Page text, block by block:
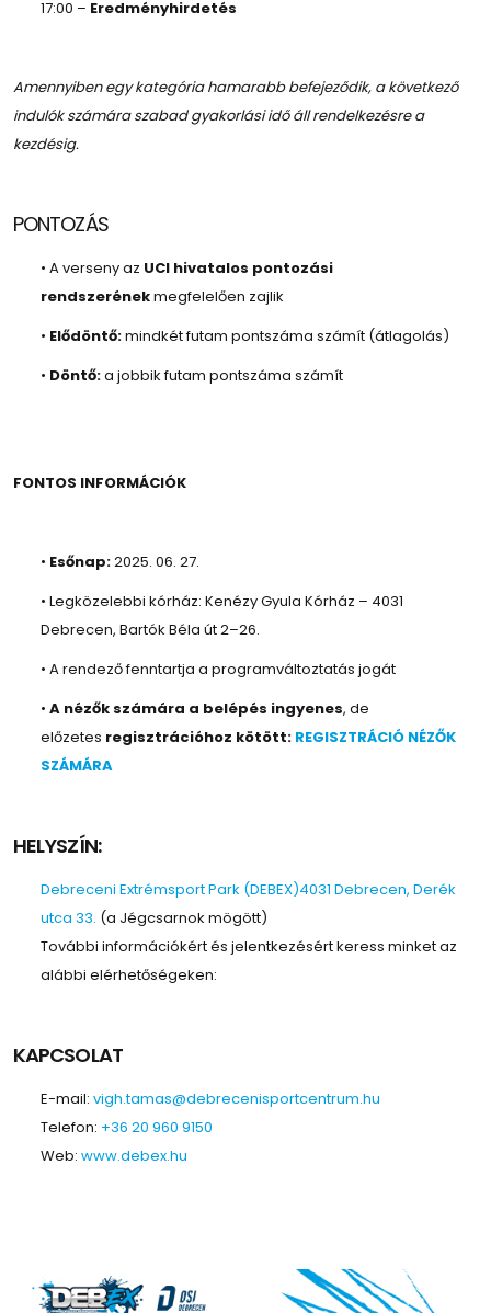
17:00 – Eredményhirdetés
Amennyiben egy kategória hamarabb befejeződik, a következő
indulók számára szabad gyakorlási idő áll rendelkezésre a
kezdésig.
PONTOZÁS
• A verseny az UCI hivatalos pontozási
rendszerénekmegfelelően zajlik
• Elődöntő:mindkét futam pontszáma számít (átlagolás)
• Döntő:a jobbik futam pontszáma számít
FONTOS INFORMÁCIÓK
• Esőnap:2025. 06. 27.
• Legközelebbi kórház: Kenézy Gyula Kórház – 4031
Debrecen, Bartók Béla út 2–26.
• A rendező fenntartja a programváltoztatás jogát
• A nézők számára a belépés ingyenes, de
előzetes regisztrációhoz kötött: REGISZTRÁCIÓ NÉZŐK
SZÁMÁRA
HELYSZÍN:
Debreceni Extrémsport Park (DEBEX)4031 Debrecen, Derék
utca 33. (a Jégcsarnok mögött)
További információkért és jelentkezésért keress minket az
alábbi elérhetőségeken:
KAPCSOLAT
E-mail: vigh.tamas@debrecenisportcentrum.hu
Telefon: +36 20 960 9150
Web: www.debex.hu